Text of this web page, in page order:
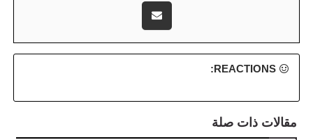
REACTIONS:
مقالات ذات صلة